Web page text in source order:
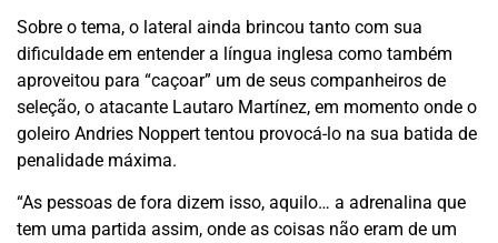
Sobre o tema, o lateral ainda brincou tanto com sua
dificuldade em entender a língua inglesa como também
aproveitou para “caçoar” um de seus companheiros de
seleção, o atacante Lautaro Martínez, em momento onde o
goleiro Andries Noppert tentou provocá-lo na sua batida de
penalidade máxima.
“As pessoas de fora dizem isso, aquilo… a adrenalina que
tem uma partida assim, onde as coisas não eram de um